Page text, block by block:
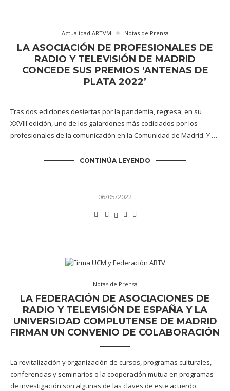
Actualidad ARTVM Notas de Prensa
LA ASOCIACIÓN DE PROFESIONALES DE
RADIO Y TELEVISIÓN DE MADRID
CONCEDE SUS PREMIOS ‘ANTENAS DE
PLATA 2022’
Tras dos ediciones desiertas por la pandemia, regresa, en su
XXVIII edición, uno de los galardones más codiciados por los
profesionales de la comunicación en la Comunidad de Madrid. Y …
CONTINÚA LEYENDO
06/05/2022
Notas de Prensa
LA FEDERACIÓN DE ASOCIACIONES DE
RADIO Y TELEVISIÓN DE ESPAÑA Y LA
UNIVERSIDAD COMPLUTENSE DE MADRID
FIRMAN UN CONVENIO DE COLABORACIÓN
La revitalización y organización de cursos, programas culturales,
conferencias y seminarios o la cooperación mutua en programas
de investigación son algunas de las claves de este acuerdo.